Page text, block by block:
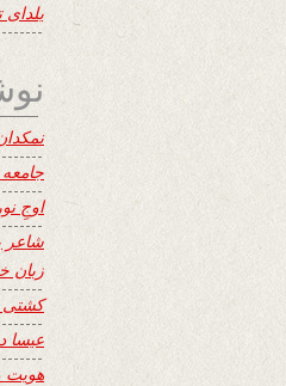
یلدای
اوجِ نور
شاعر
زبان
عیسا
هویت